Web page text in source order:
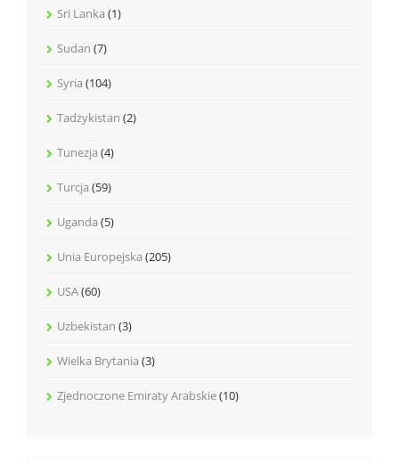
Sri Lanka (1)
Sudan (7)
Syria (104)
Tadżykistan (2)
Tunezja (4)
Turcja (59)
Uganda (5)
Unia Europejska (205)
USA(60)
Uzbekistan (3)
Wielka Brytania (3)
Zjednoczone Emiraty Arabskie(10)